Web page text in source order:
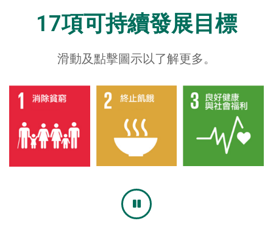
17項可持續發展目標
滑動及點擊圖示以了解更多。